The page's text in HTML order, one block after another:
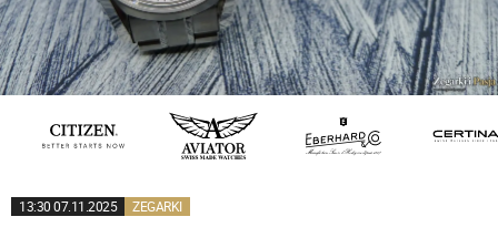
13:30 07.11.2025 ZEGARKI